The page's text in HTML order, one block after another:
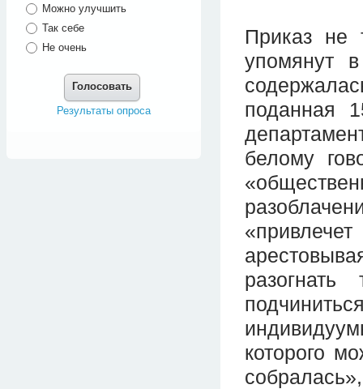
Приказ не
упомянут
поданная
белому
которого
Можно улучшить
Так себе
Не очень
Голосовать
Результаты опроса